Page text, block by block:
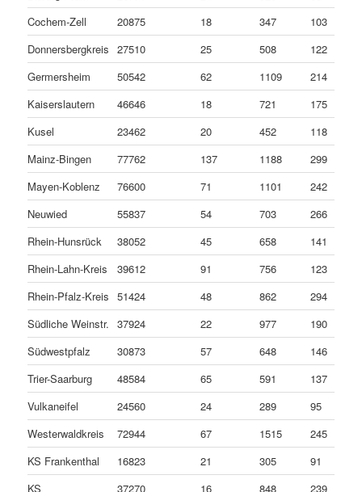
Cochem-Zell
20875 18 347
103
Donnersbergkreis 27510 25 508
122
Germersheim
50542 62 1109
214
Kaiserslautern
46646 18 721
175
Kusel
23462 20 452
118
Mainz-Bingen
77762 137 1188
299
Mayen-Koblenz
76600 71 1101
242
Neuwied
55837 54 703
266
Rhein-Hunsrück
38052 45 658
141
Rhein-Lahn-Kreis
39612 91 756
123
Rhein-Pfalz-Kreis 51424 48 862
294
Südliche Weinstr. 37924 22 977
190
Südwestpfalz
30873 57 648
146
Trier-Saarburg
48584 65 591
137
Vulkaneifel
24560 24 289
95
Westerwaldkreis
72944 67 1515
245
KS Frankenthal
16823 21 305
91
KS
37270 16 848 239